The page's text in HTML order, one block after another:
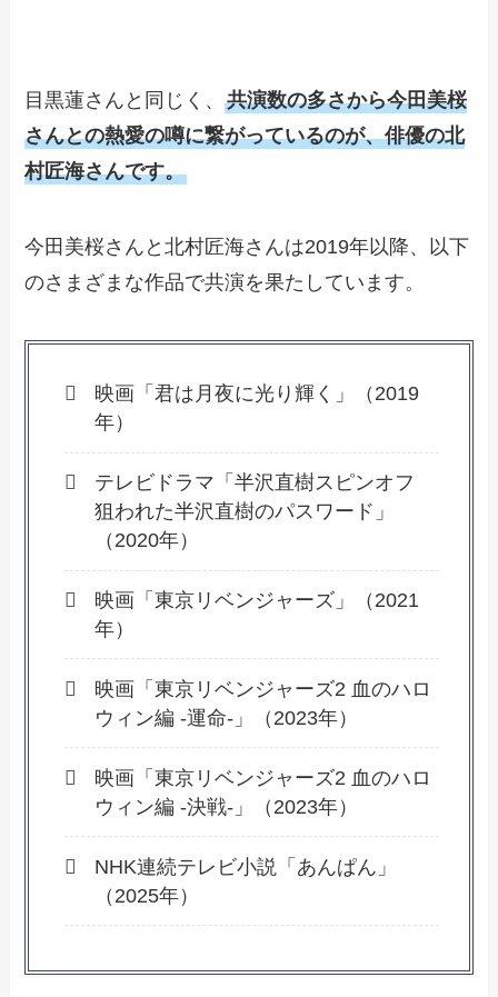
目黒蓮さんと同じく、共演数の多さから今田美桜
さんとの熱愛の噂に繋がっているのが、俳優の北
村匠海さんです。
今田美桜さんと北村匠海さんは2019年以降、以下
のさまざまな作品で共演を果たしています。
映画「君は月夜に光り輝く」（2019
年）
テレビドラマ「半沢直樹スピンオフ
狙われた半沢直樹のパスワード」
（2020年）
映画「東京リベンジャーズ」（2021
年）
映画「東京リベンジャーズ2 血のハロ
ウィン編 -運命-」（2023年）
映画「東京リベンジャーズ2 血のハロ
ウィン編 -決戦-」（2023年）
NHK連続テレビ小説「あんぱん」
（2025年）